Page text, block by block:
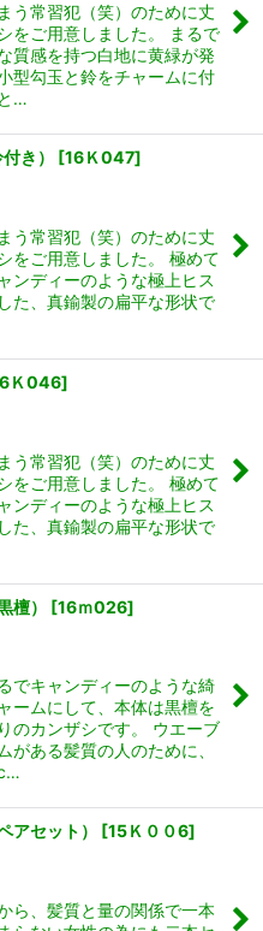
う常習犯（笑）のために丈
をご用意しました。 まるで
質感を持つ白地に黄緑が発
型勾玉と鈴をチャームに付
…
き） [16Ｋ047]
う常習犯（笑）のために丈
をご用意しました。 極めて
ンディーのような極上ヒス
た、真鍮製の扁平な形状で
Ｋ046]
う常習犯（笑）のために丈
をご用意しました。 極めて
ンディーのような極上ヒス
た、真鍮製の扁平な形状で
檀） [16ｍ026]
でキャンディーのような綺
ームにして、本体は黒檀を
のカンザシです。 ウエーブ
がある髪質の人のために、
アセット） [15Ｋ００6]
ら、髪質と量の関係で一本